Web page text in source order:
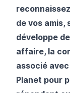
de vos
développe
affaire, la
associé
Planet pour